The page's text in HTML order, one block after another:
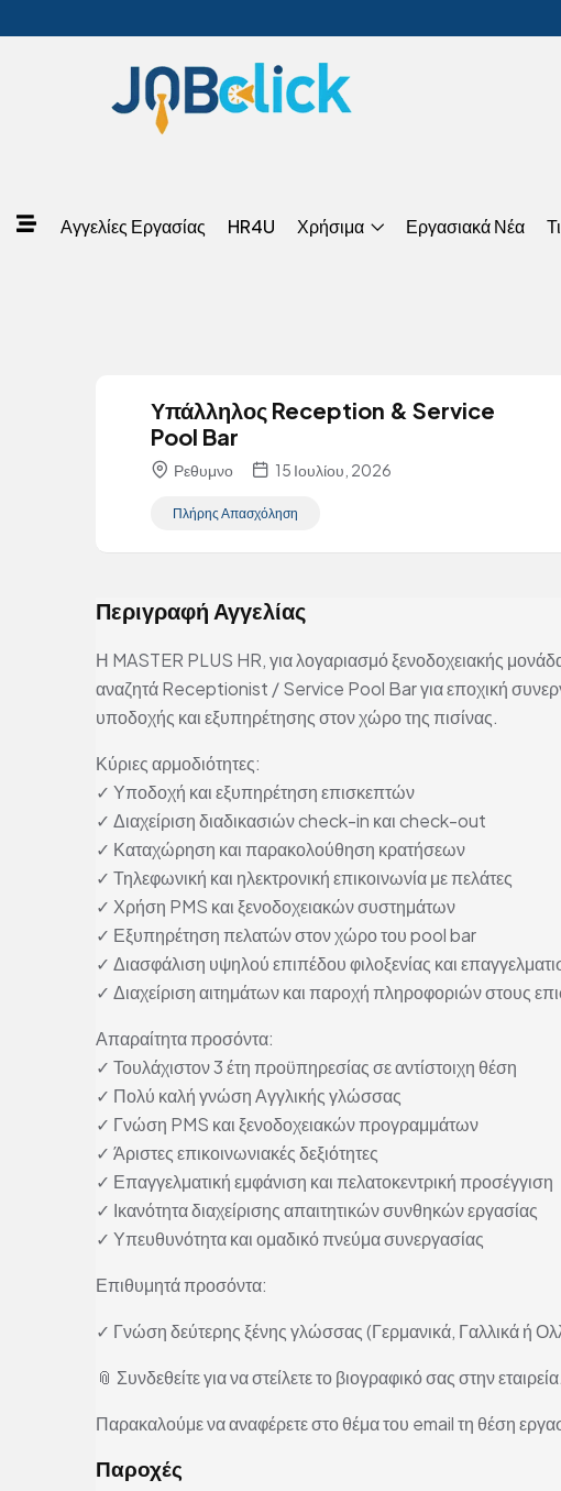
Αγγελίες Εργασίας HR4U Χρήσιμα Εργασιακά Νέα
Υπάλληλος Reception & Service
Pool Bar
Ρεθυμνο 15 Ιουλίου, 2026
Πλήρης Απασχόληση
Περιγραφή Αγγελίας
Η MASTER PLUS HR, για λογαριασμό ξενοδοχειακής
αναζητά Receptionist / Service Pool Bar για εποχική
υποδοχής και εξυπηρέτησης στον χώρο της πισίνας.
Κύριες αρμοδιότητες:
✓ Υποδοχή και εξυπηρέτηση επισκεπτών
✓ Διαχείριση διαδικασιών check-in και check-out
✓ Καταχώρηση και παρακολούθηση κρατήσεων
✓ Τηλεφωνική και ηλεκτρονική επικοινωνία με πελάτες
✓ Χρήση PMS και ξενοδοχειακών συστημάτων
✓ Εξυπηρέτηση πελατών στον χώρο του pool bar
✓ Διασφάλιση υψηλού επιπέδου φιλοξενίας και
✓ Διαχείριση αιτημάτων και παροχή πληροφοριών στους
Απαραίτητα προσόντα:
✓ Τουλάχιστον 3 έτη προϋπηρεσίας σε αντίστοιχη θέση
✓ Πολύ καλή γνώση Αγγλικής γλώσσας
✓ Γνώση PMS και ξενοδοχειακών προγραμμάτων
✓ Άριστες επικοινωνιακές δεξιότητες
✓ Επαγγελματική εμφάνιση και πελατοκεντρική προσέγγιση
✓ Ικανότητα διαχείρισης απαιτητικών συνθηκών εργασίας
✓ Υπευθυνότητα και ομαδικό πνεύμα συνεργασίας
Επιθυμητά προσόντα:
✓ Γνώση δεύτερης ξένης γλώσσας (Γερμανικά, Γαλλικά ή
📎 Συνδεθείτε για να στείλετε το βιογραφικό σας στην εταιρεία.
Παρακαλούμε να αναφέρετε στο θέμα του email τη θέση
Παροχές